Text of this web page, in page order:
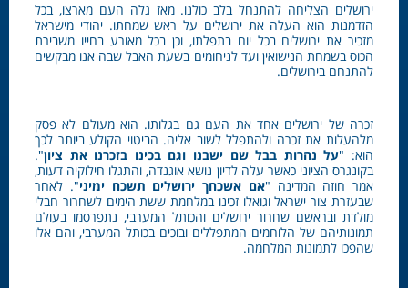
ירושלים הצליחה להתנחל בלב כולנו. מאז גלה העם מארצו, בכל
הזדמנות הוא העלה את ירושלים על ראש שמחתו. יהודי מישראל
מזכיר את ירושלים בכל יום בתפלתו, וכן בכל מאורע בחייו משבירת
הכוס בשמחת הנישואין ועד לניחומים בשעת האבל שבה אנו מבקשים
להתנחם בירושלים.
זכרה של ירושלים אחד את העם גם בגלותו. הוא מעולם לא פסק
מלהעלות את זכרה ולהתפלל לשוב אליה. הביטוי הקולע ביותר לכך
הוא: "על נהרות בבל שם ישבנו וגם בכינו בזכרנו את ציון".
בקונגרס הציוני כאשר עלה לדיון נושא אוגנדה, והתגלו חילוקיה דעות,
אמר חוזה המדינה "אם אשכחך ירושלים תשכח ימיני". לאחר
שבעזרת צור ישראל וגואלו זכינו במלחמת ששת הימים לשחרור חבלי
מולדת ובראשם שחרור ירושלים והכותל המערבי, נתפרסמו בעולם
תמונותיהם של הלוחמים המתפללים ובוכים בכותל המערבי, והם אלו
שהפכו לתמונות המלחמה.